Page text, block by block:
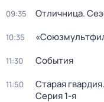
09:35 Отличница.
10:35
11:30 События
11:50 Старая
Серия 1-я